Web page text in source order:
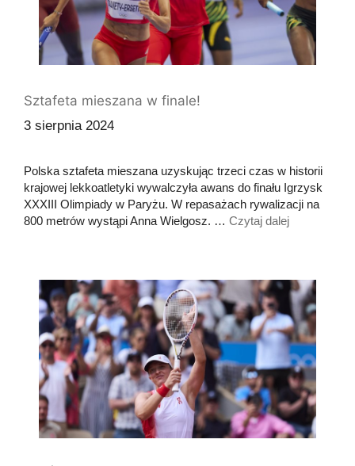
Sztafeta mieszana w finale!
3 sierpnia 2024
Polska sztafeta mieszana uzyskując trzeci czas w historii
krajowej lekkoatletyki wywalczyła awans do finału Igrzysk
XXXIII Olimpiady w Paryżu. W repasażach rywalizacji na
800 metrów wystąpi Anna Wielgosz. … Czytaj dalej